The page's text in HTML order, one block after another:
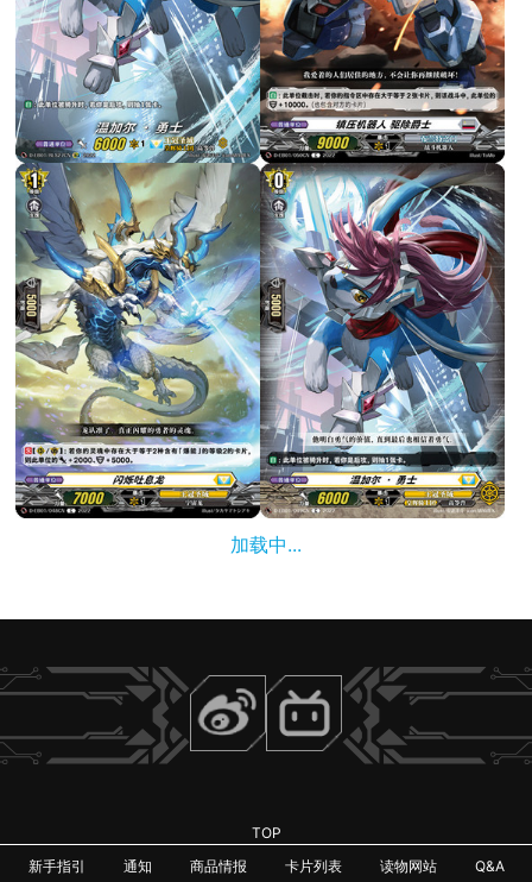
加载中...
TOP
新手指引
通知 商品情报 卡片列表 读物网站 Q&A